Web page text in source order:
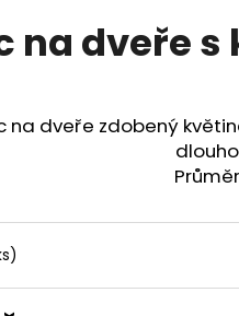
na dveře
na dveře zdobený